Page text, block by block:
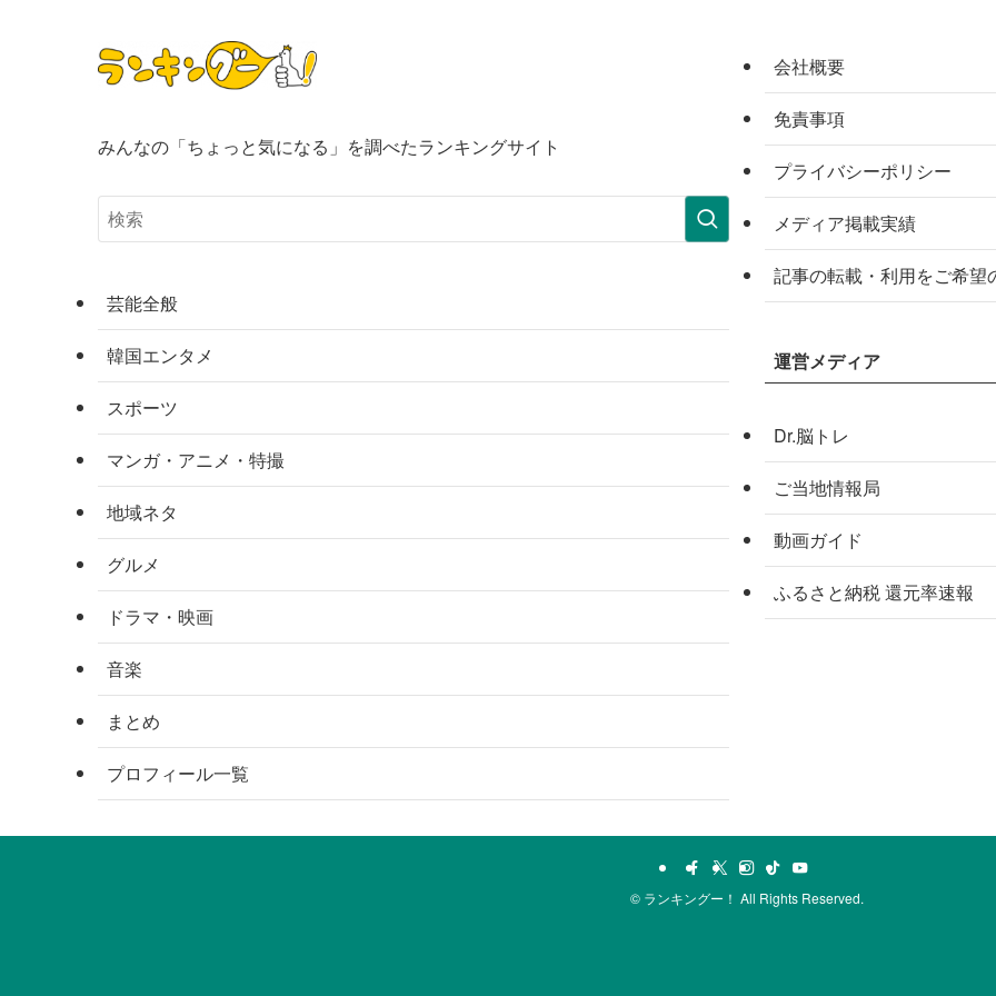
みんなの「ちょっと気になる」を調べたランキングサイト
芸能全般
韓国エンタメ
スポーツ
マンガ・アニメ・特撮
地域ネタ
グルメ
ドラマ・映画
音楽
まとめ
プロフィール一覧
会社概要
免責事項
プライバシーポリシー
メディア掲載実績
記事の転載・利用をご希望
運営メディア
Dr.脳トレ
ご当地情報局
動画ガイド
ふるさと納税 還元率速報
© ランキングー！ All Rights Reserved.